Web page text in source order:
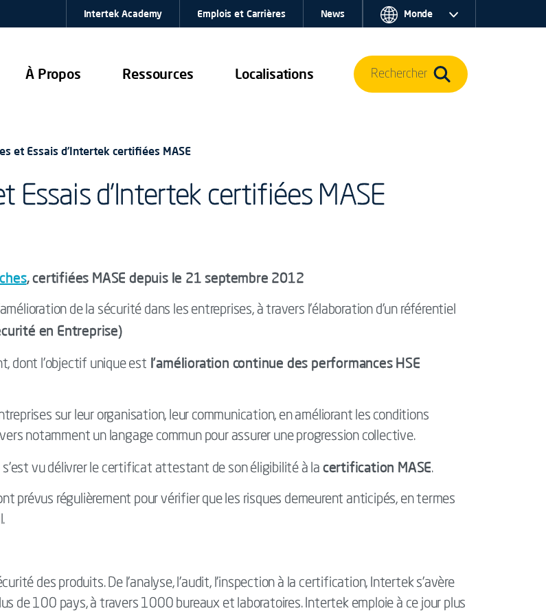
À Propos Ressources Localisations
Intertek Academy Emplois et Carrières News Monde
Rechercher
et Essais d’Intertek certifiées MASE
Essais d’Intertek certifiées MASE
, certifiées MASE depuis le 21 septembre 2012
de la sécurité dans les entreprises, à travers l’élaboration d’un référentiel
en Entreprise)
dont l’objectif unique est l’amélioration continue des performances HSE
sur leur organisation, leur communication, en améliorant les conditions
notamment un langage commun pour assurer une progression collective.
vu délivrer le certificat attestant de son éligibilité à la certification MASE.
prévus régulièrement pour vérifier que les risques demeurent anticipés, en termes
des produits. De l’analyse, l’audit, l’inspection à la certification, Intertek s’avère
de 100 pays, à travers 1000 bureaux et laboratoires. Intertek emploie à ce jour plus